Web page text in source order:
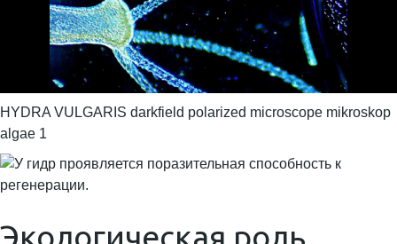
HYDRA VULGARIS darkfield polarized microscope mikroskop
algae 1
Экологическая роль